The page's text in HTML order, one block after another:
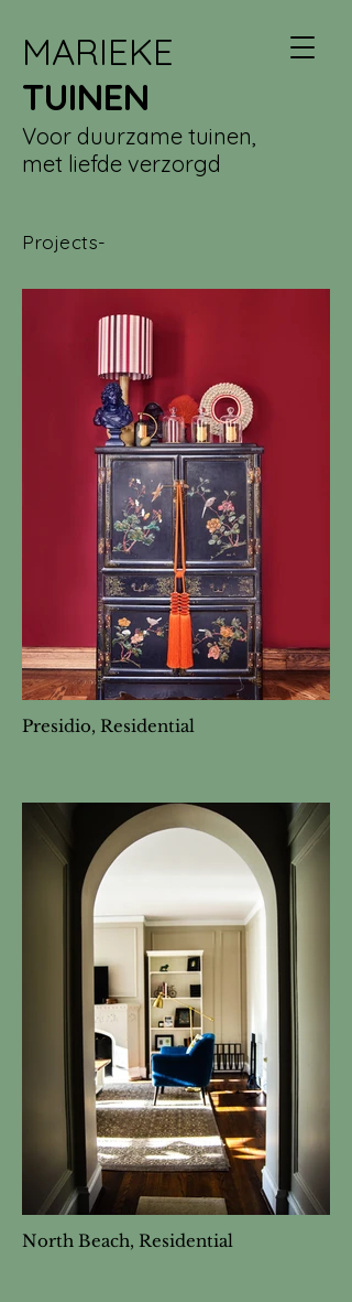
MARIEKE
TUINEN
Voor duurzame tuinen,
met liefde verzorgd
Projects-
Presidio, Residential
North Beach, Residential